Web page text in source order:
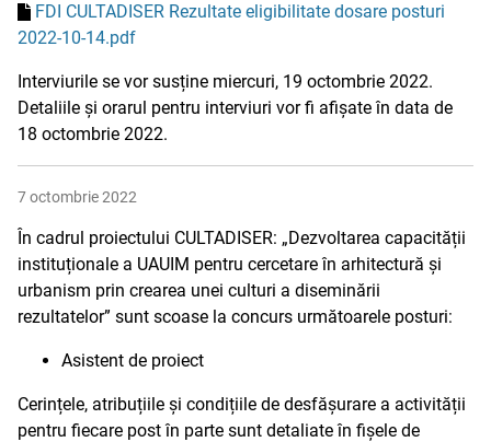
FDI CULTADISER Rezultate eligibilitate dosare posturi
2022-10-14.pdf
Interviurile se vor susține miercuri, 19 octombrie 2022.
Detaliile și orarul pentru interviuri vor fi afișate în data de
18 octombrie 2022.
7 octombrie 2022
În cadrul proiectului CULTADISER: „Dezvoltarea capacității
instituționale a UAUIM pentru cercetare în arhitectură și
urbanism prin crearea unei culturi a diseminării
rezultatelor” sunt scoase la concurs următoarele posturi:
Asistent de proiect
Cerințele, atribuțiile și condițiile de desfășurare a activității
pentru fiecare post în parte sunt detaliate în fișele de